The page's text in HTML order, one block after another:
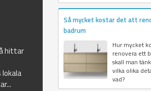
hittar
lokala
Så mycket kostar det att
badrum
Hur mycket
renovera ett
skall man
vilka olika
vad?